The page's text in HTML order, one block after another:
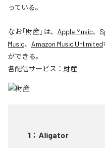
っている。
なお「財産」は、 Apple Music、
Music、 Amazon Music Unlimited
ができる。
各配信サービス： 財産
1 ： Aligator